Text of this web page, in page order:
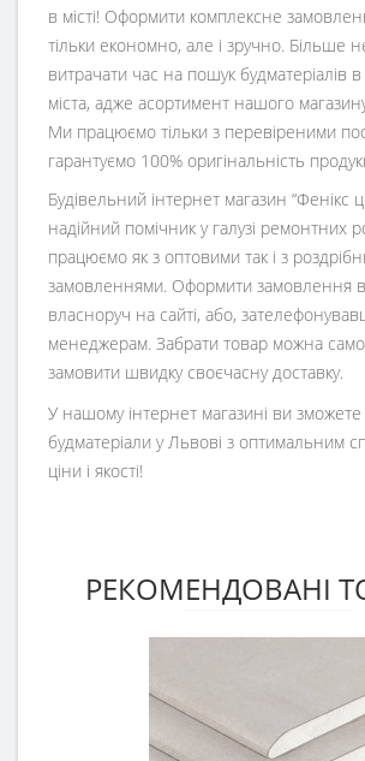
в місті! Оформити комплексне
тільки економно, але і зручно. Більше
витрачати час на пошук будматеріалів в
міста, адже асортимент нашого
Ми працюємо тільки з перевіреними
гарантуємо 100% оригінальність
Будівельний інтернет магазин “Фенікс
надійний помічник у галузі ремонтних
працюємо як з оптовими так і з
замовленнями. Оформити замовлення
власноруч на сайті, або,
менеджерам. Забрати товар можна
замовити швидку своєчасну доставку.
У нашому інтернет магазині ви зможете
будматеріали у Львові з оптимальним
ціни і якості!
РЕКОМЕНДОВАНІ